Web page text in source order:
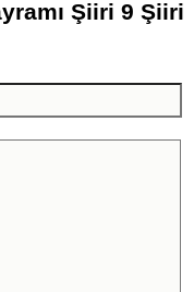
Şiiri 9 Şiiri